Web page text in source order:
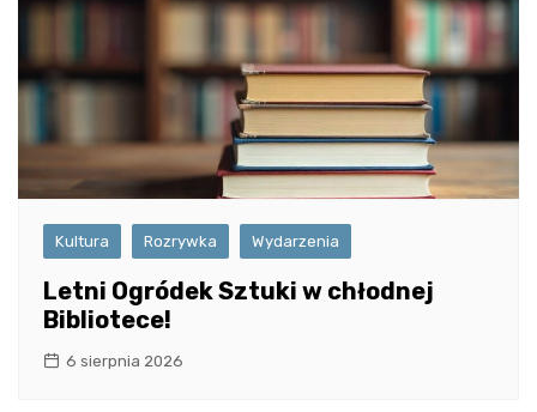
Kultura Rozrywka Wydarzenia
Letni Ogródek Sztuki w chłodnej
Bibliotece!
6 sierpnia 2026